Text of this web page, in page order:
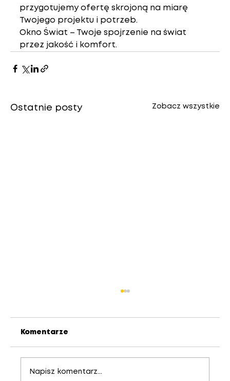
przygotujemy ofertę skrojoną na miarę
Twojego projektu i potrzeb.
Okno Świat – Twoje spojrzenie na świat
przez jakość i komfort.
Ostatnie posty Zobacz wszystkie
Komentarze
Napisz komentarz...